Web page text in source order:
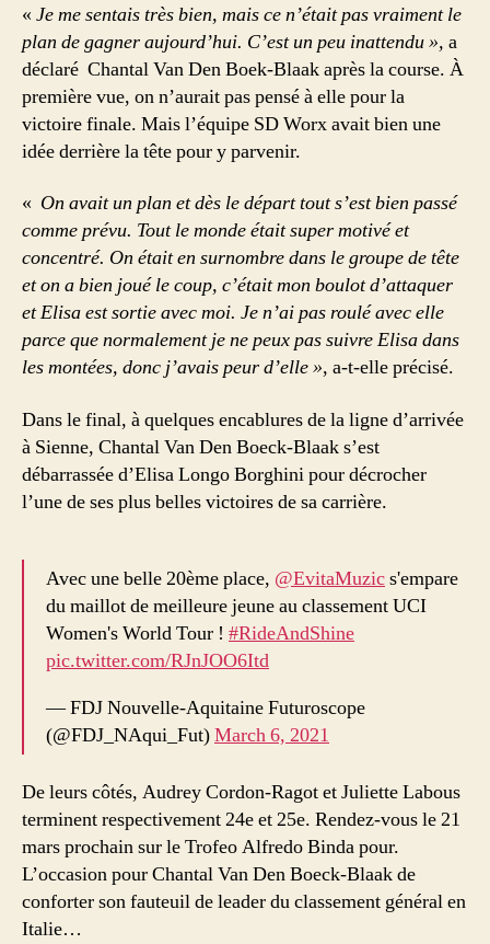
« Je me sentais très bien, mais ce n’était pas vraiment le
plan de gagner aujourd’hui. C’est un peu inattendu », a
déclaré Chantal Van Den Boek-Blaak après la course. À
première vue, on n’aurait pas pensé à elle pour la
victoire finale. Mais l’équipe SD Worx avait bien une
idée derrière la tête pour y parvenir.
« On avait un plan et dès le départ tout s’est bien passé
comme prévu. Tout le monde était super motivé et
concentré. On était en surnombre dans le groupe de tête
et on a bien joué le coup, c’était mon boulot d’attaquer
et Elisa est sortie avec moi. Je n’ai pas roulé avec elle
parce que normalement je ne peux pas suivre Elisa dans
les montées, donc j’avais peur d’elle », a-t-elle précisé.
Dans le final, à quelques encablures de la ligne d’arrivée
à Sienne, Chantal Van Den Boeck-Blaak s’est
débarrassée d’Elisa Longo Borghini pour décrocher
l’une de ses plus belles victoires de sa carrière.
Avec une belle 20ème place, @EvitaMuzics'empare
du maillot de meilleure jeune au classement UCI
Women's World Tour ! #RideAndShine
pic.twitter.com/RJnJOO6Itd
— FDJ Nouvelle-Aquitaine Futuroscope
(@FDJ_NAqui_Fut)March 6, 2021
De leurs côtés, Audrey Cordon-Ragot et Juliette Labous
terminent respectivement 24e et 25e. Rendez-vous le 21
mars prochain sur le Trofeo Alfredo Binda pour.
L’occasion pour Chantal Van Den Boeck-Blaak de
conforter son fauteuil de leader du classement général en
Italie…